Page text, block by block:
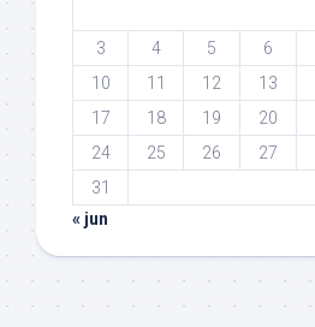
3
4 5 6
10
11 12 13
17
18 19 20
24
25 26 27
31
« jun